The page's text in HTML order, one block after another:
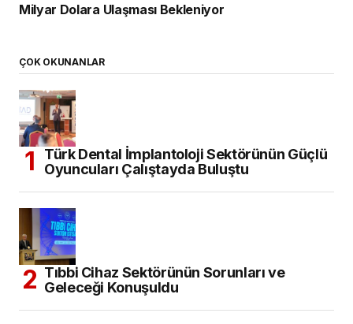
Milyar Dolara Ulaşması Bekleniyor
ÇOK OKUNANLAR
Türk Dental İmplantoloji Sektörünün Güçlü
Oyuncuları Çalıştayda Buluştu
Tıbbi Cihaz Sektörünün Sorunları ve
Geleceği Konuşuldu